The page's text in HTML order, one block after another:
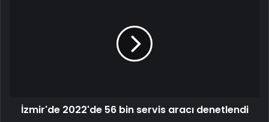
İzmir'de 2022'de 56 bin servis aracı denetlendi